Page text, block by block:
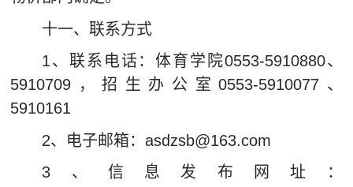
十一、联系方式
1、联系电话：体育学院0553-5910880、
5910709，招生办公室0553-5910077、
5910161
2、电子邮箱：asdzsb@163.com
3、信息发布网址：